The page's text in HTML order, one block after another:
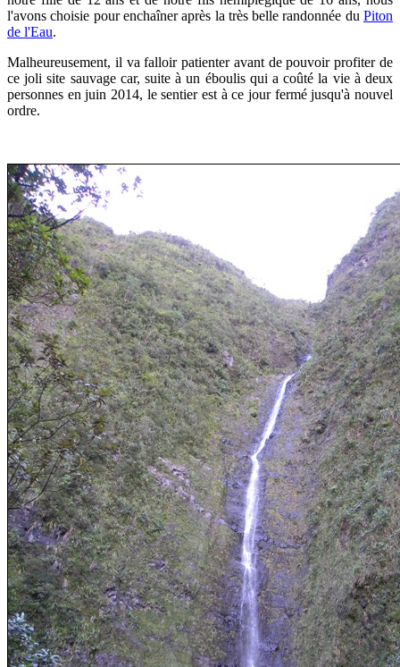
l'avons choisie pour enchaîner après la très belle randonnée du Piton
de l'Eau.
Malheureusement, il va falloir patienter avant de pouvoir profiter de
ce joli site sauvage car, suite à un éboulis qui a coûté la vie à deux
personnes en juin 2014, le sentier est à ce jour fermé jusqu'à nouvel
ordre.